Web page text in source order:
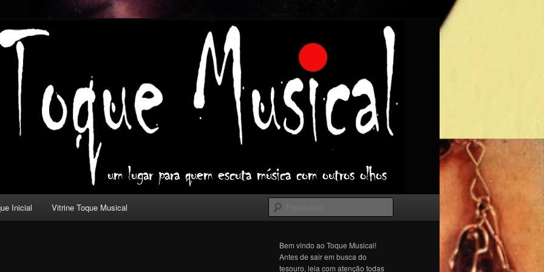
com outros olhos.
Inicial Vitrine Toque Musical
Bem vindo ao Toque Musical!
Antes de sair em busca do
tesouro, leia com atenção todas